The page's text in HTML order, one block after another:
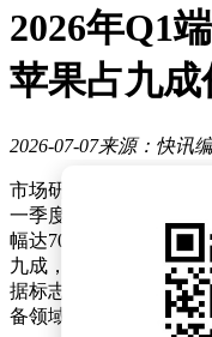
2026年Q1
苹果占九成
2026-07-07来源：快讯
市场研究机构
一季度全球端侧AI智能
幅达70%。其中苹果以
九成，相当于每十台同
据标志着端侧AI技术正
备领域迎来新一轮技术